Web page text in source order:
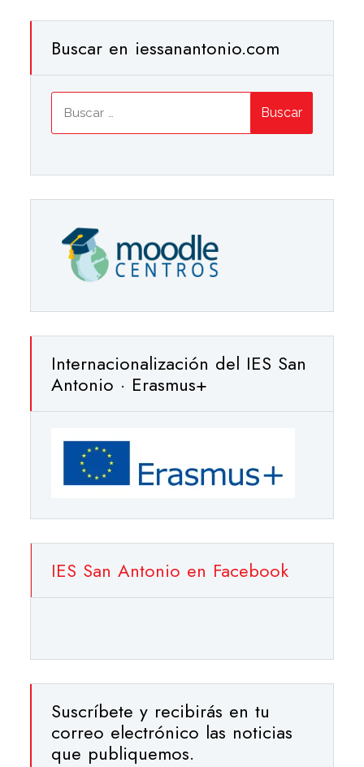
Buscar en iessanantonio.com
Internacionalización del IES San
Antonio · Erasmus+
IES San Antonio en Facebook
Suscríbete y recibirás en tu
correo electrónico las noticias
que publiquemos.